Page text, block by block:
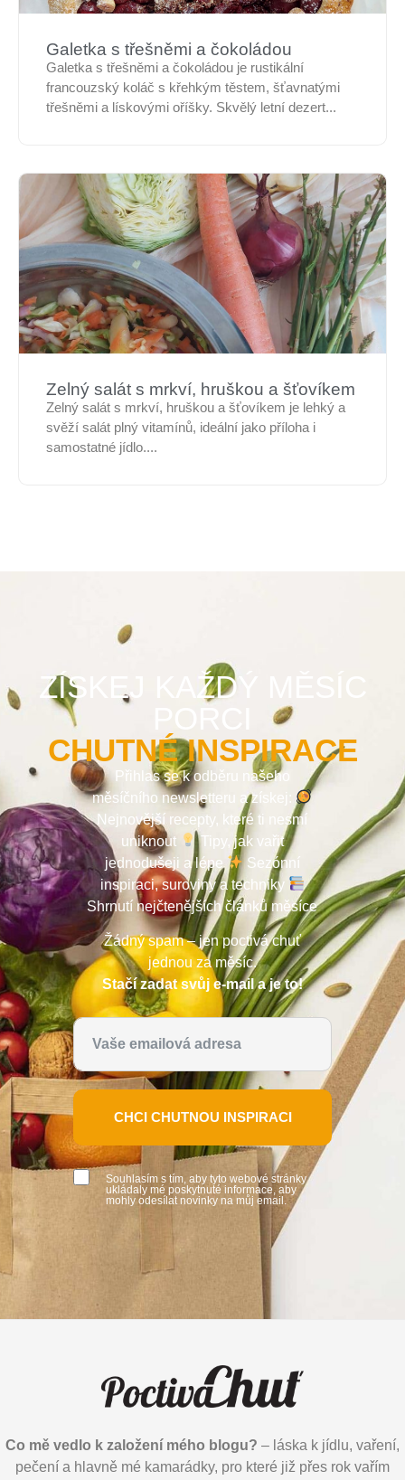
Galetka s třešněmi a čokoládou
Galetka s třešněmi a čokoládou je rustikální
francouzský koláč s křehkým těstem, šťavnatými
třešněmi a lískovými oříšky. Skvělý letní dezert...
Zelný salát s mrkví, hruškou a šťovíkem
Zelný salát s mrkví, hruškou a šťovíkem je lehký a
svěží salát plný vitamínů, ideální jako příloha i
samostatné jídlo....
ZÍSKEJ KAŽDÝ MĚSÍC
CHUTNÉ INSPIRACE
Přihlas se k odběru našeho
měsíčního newsletteru a získej:
Nejnovější recepty, které ti nesmí
uniknout
Tipy, jak vařit
jednodušeji a lépe
Sezónní
inspiraci, suroviny a techniky
Shrnutí nejčtenějších článků měsíce
Žádný spam – jen poctivá chuť
jednou za měsíc.
Stačí zadat svůj e-mail a je to!
CHCI CHUTNOU INSPIRACI
Souhlasím s tím, aby tyto webové stránky
ukládaly mé poskytnuté informace, aby
mohly odesílat novinky na můj email.
Co mě vedlo k založení mého blogu? – láska k jídlu, vaření,
pečení a hlavně mé kamarádky, pro které již přes rok vařím